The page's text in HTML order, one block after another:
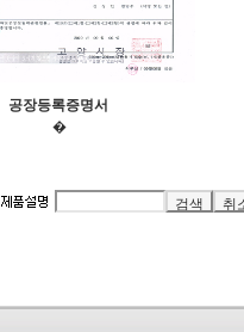
공장등록증명서
�